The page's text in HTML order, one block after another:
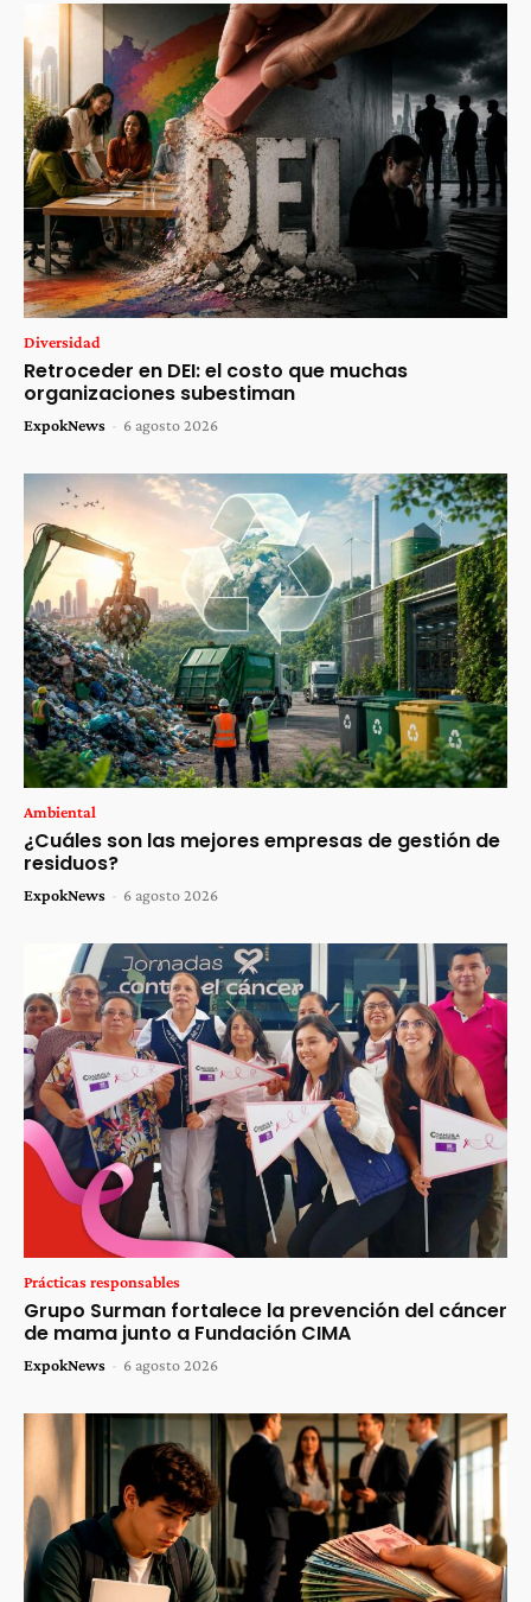
Diversidad
Retroceder en DEI: el costo que muchas
organizaciones subestiman
ExpokNews - 6 agosto 2026
Ambiental
¿Cuáles son las mejores empresas de gestión de
residuos?
ExpokNews - 6 agosto 2026
Prácticas responsables
Grupo Surman fortalece la prevención del cáncer
de mama junto a Fundación CIMA
ExpokNews - 6 agosto 2026